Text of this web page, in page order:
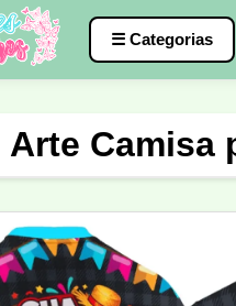
☰ Categorias
Natal Natalina
Arte Camisa